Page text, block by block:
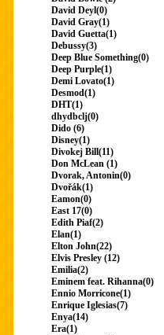
David Deyl(0)
David Gray(1)
David Guetta(1)
Debussy(3)
Deep Blue Something(0)
Deep Purple(1)
Demi Lovato(1)
Desmod(1)
DHT(1)
dhydbclj(0)
Dido (6)
Disney(1)
Divokej Bill(11)
Don McLean (1)
Dvorak, Antonin(0)
Dvořák(1)
Eamon(0)
East 17(0)
Edith Piaf(2)
Elan(1)
Elton John(22)
Elvis Presley (12)
Emilia(2)
Eminem feat. Rihanna(0)
Ennio Morricone(1)
Enrique Iglesias(7)
Enya(14)
Era(1)